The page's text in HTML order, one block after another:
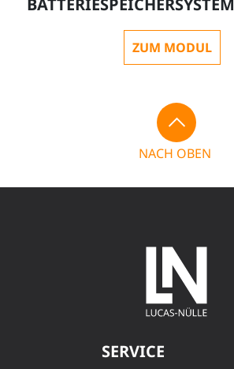
ZUM MODUL
NACH OBEN
SERVICE